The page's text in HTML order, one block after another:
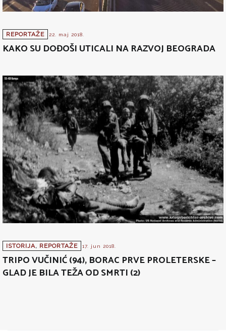
REPORTAŽE 22. maj 2018.
KAKO SU DOĐOŠI UTICALI NA RAZVOJ BEOGRADA
ISTORIJA, REPORTAŽE 17. jun 2018.
TRIPO VUČINIĆ (94), BORAC PRVE PROLETERSKE –
GLAD JE BILA TEŽA OD SMRTI (2)